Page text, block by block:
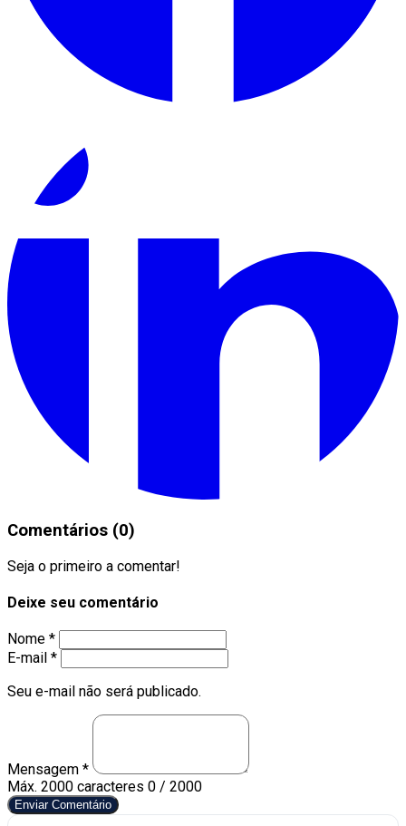
Comentários (0)
Seja o primeiro a comentar!
Deixe seu comentário
Nome *
E-mail *
Seu e-mail não será publicado.
Mensagem *
Máx. 2000 caracteres 0 / 2000
Enviar Comentário